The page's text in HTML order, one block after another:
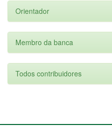
Orientador
Membro da banca
Todos contribuidores